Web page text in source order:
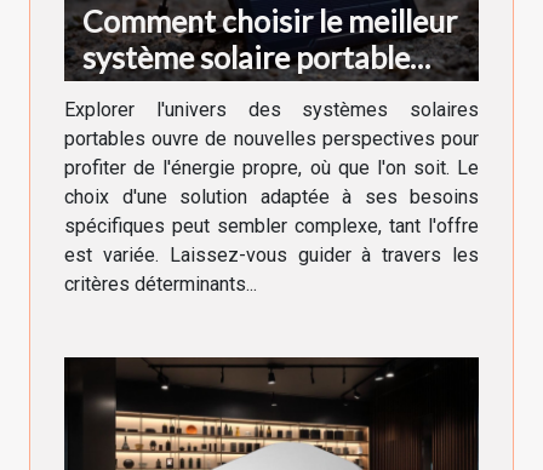
Comment choisir le meilleur
système solaire portable
pour vos besoins
Explorer l'univers des systèmes solaires
portables ouvre de nouvelles perspectives pour
profiter de l'énergie propre, où que l'on soit. Le
choix d'une solution adaptée à ses besoins
spécifiques peut sembler complexe, tant l'offre
est variée. Laissez-vous guider à travers les
critères déterminants...